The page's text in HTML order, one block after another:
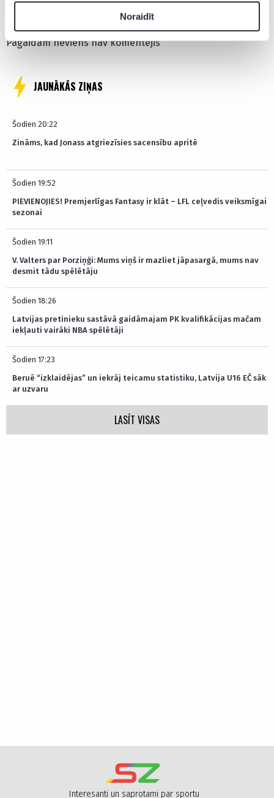
Noraidīt
Pagaidām neviens nav komentējis
JAUNĀKĀS ZIŅAS
Šodien 20:22
Zināms, kad Jonass atgriezīsies sacensību apritē
Šodien 19:52
PIEVIENOJIES! Premjerlīgas Fantasy ir klāt – LFL ceļvedis veiksmīgai
sezonai
Šodien 19:11
V. Valters par Porziņģi: Mums viņš ir mazliet jāpasargā, mums nav
desmit tādu spēlētāju
Šodien 18:26
Latvijas pretinieku sastāvā gaidāmajam PK kvalifikācijas mačam
iekļauti vairāki NBA spēlētāji
Šodien 17:23
Beruē “izklaidējas” un iekrāj teicamu statistiku, Latvija U16 EČ sāk
ar uzvaru
LASĪT VISAS
Interesanti un saprotami par sportu